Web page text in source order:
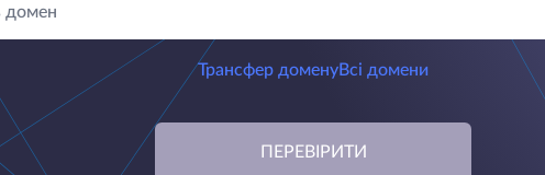
Трансфер доменуВсі домени
ПЕРЕВІРИТИ